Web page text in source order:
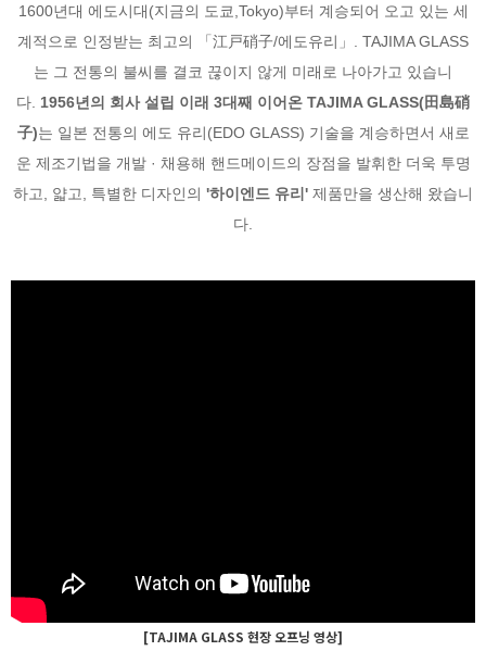
1600년대 에도시대(지금의 도쿄,Tokyo)부터 계승되어 오고 있는 세
계적으로 인정받는 최고의 「江戸硝子/에도유리」. TAJIMA GLASS
는 그 전통의 불씨를 결코 끊이지 않게 미래로 나아가고 있습니
다. 1956년의 회사 설립 이래 3대째 이어온 TAJIMA GLASS(田島硝
子)는 일본 전통의 에도 유리(EDO GLASS) 기술을 계승하면서 새로
운 제조기법을 개발 · 채용해 핸드메이드의 장점을 발휘한 더욱 투명
하고, 얇고, 특별한 디자인의 '하이엔드 유리' 제품만을 생산해 왔습니
다.
[TAJIMA GLASS 현장 오프닝 영상]